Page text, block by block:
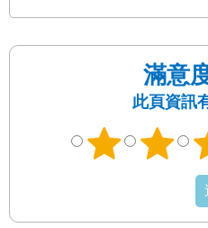
人
滿意
此頁資訊